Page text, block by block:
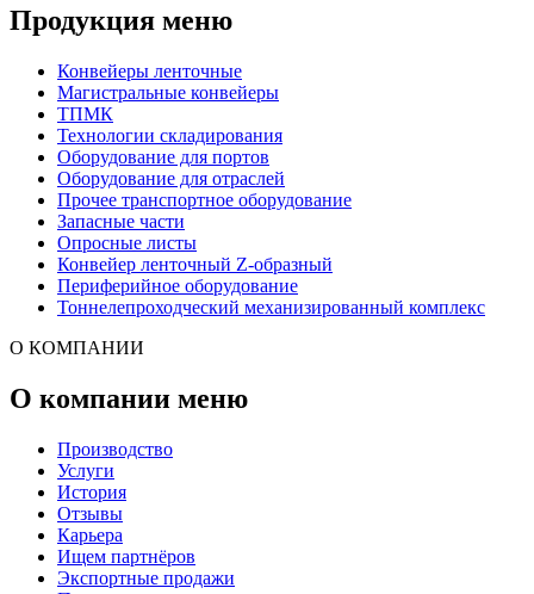
Продукция меню
Конвейеры ленточные
Магистральные конвейеры
ТПМК
Технологии складирования
Оборудование для портов
Оборудование для отраслей
Прочее транспортное оборудование
Запасные части
Опросные листы
Конвейер ленточный Z-образный
Периферийное оборудование
Тоннелепроходческий механизированный комплекс
О КОМПАНИИ
О компании меню
Производство
Услуги
История
Отзывы
Карьера
Ищем партнёров
Экспортные продажи